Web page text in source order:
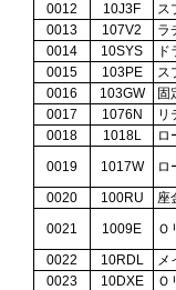
0012
10J3F ス
0013
107V2 ラ
0014
10SYS
0015
103PE ス
0016
103GW 固
0017
1076N リ
0018
1018L ロ
0019
1017W ロ
0020
100RU 座
0021
1009E Ｏ
0022
10RDL メ
0023
10DXE Ｏ